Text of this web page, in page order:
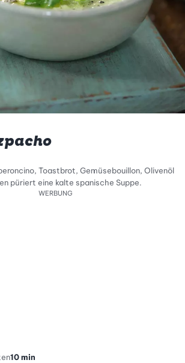
Toastbrot, Gemüsebouillon, Olivenöl
püriert eine kalte spanische Suppe.
WERBUNG
10 min